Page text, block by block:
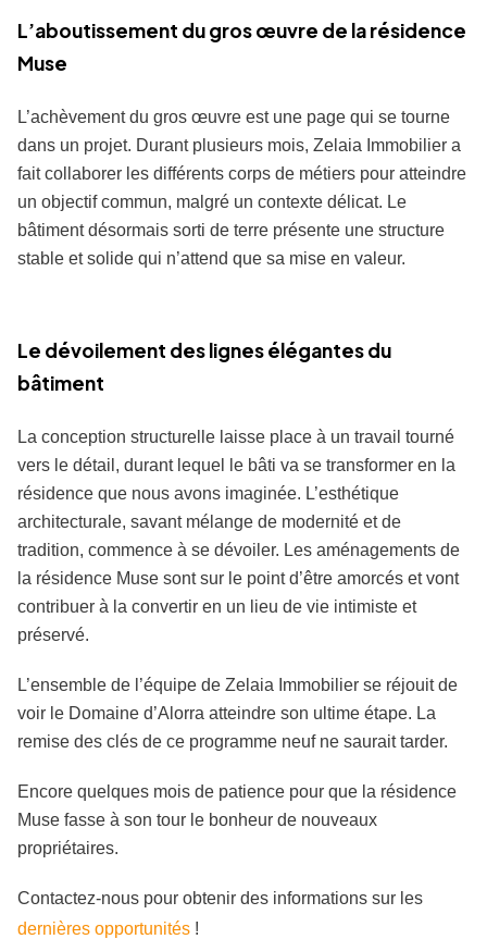
L’aboutissement du gros œuvre de la résidence
Muse
L’achèvement du gros œuvre est une page qui se tourne
dans un projet. Durant plusieurs mois, Zelaia Immobilier a
fait collaborer les différents corps de métiers pour atteindre
un objectif commun, malgré un contexte délicat. Le
bâtiment désormais sorti de terre présente une structure
stable et solide qui n’attend que sa mise en valeur.
Le dévoilement des lignes élégantes du
bâtiment
La conception structurelle laisse place à un travail tourné
vers le détail, durant lequel le bâti va se transformer en la
résidence que nous avons imaginée. L’esthétique
architecturale, savant mélange de modernité et de
tradition, commence à se dévoiler. Les aménagements de
la résidence Muse sont sur le point d’être amorcés et vont
contribuer à la convertir en un lieu de vie intimiste et
préservé.
L’ensemble de l’équipe de Zelaia Immobilier se réjouit de
voir le Domaine d’Alorra atteindre son ultime étape. La
remise des clés de ce programme neuf ne saurait tarder.
Encore quelques mois de patience pour que la résidence
Muse fasse à son tour le bonheur de nouveaux
propriétaires.
Contactez-nous pour obtenir des informations sur les
dernières opportunités !